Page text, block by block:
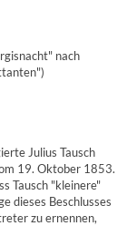
nach
Julius Tausch
19. Oktober 1853.
Tausch "kleinere"
dieses Beschlusses
zu ernennen,